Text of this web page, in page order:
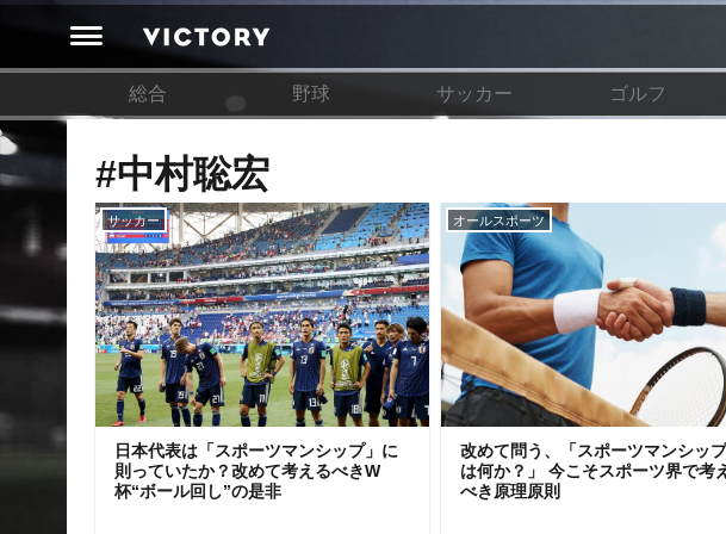
総合 野球 サッカー ゴルフ
#中村聡宏
サッカー
日本代表は「スポーツマンシップ」に
則っていたか？改めて考えるべきW
杯“ボール回し”の是非
オールスポーツ
改めて問う、「スポーツマンシッ
は何か？」 今こそスポーツ界で考
べき原理原則